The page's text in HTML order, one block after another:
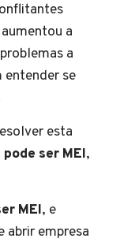
a
a
entender se
esta
ser MEI,
MEI, e
abrir empresa